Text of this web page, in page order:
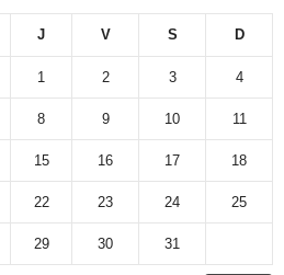
J V S D
1 2 3 4
8 9 10 11
15 16 17 18
22 23 24 25
29 30 31